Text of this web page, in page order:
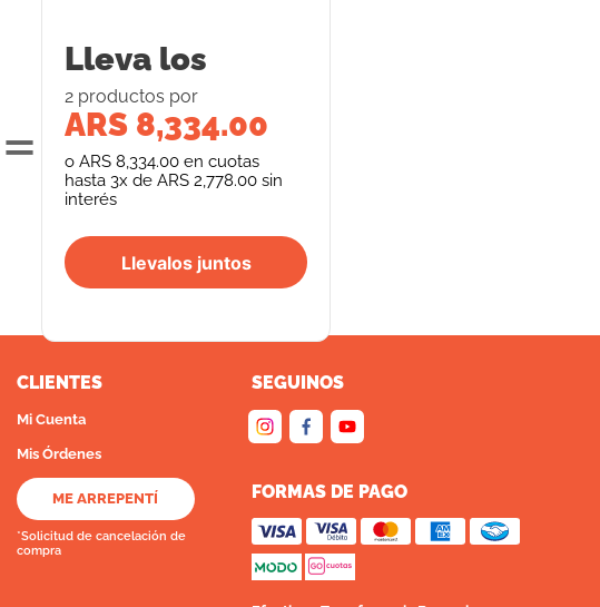
=
Lleva los
2 productos por
ARS 8,334.00
o ARS 8,334.00 en cuotas
hasta 3x de ARS 2,778.00 sin
interés
Llevalos juntos
CLIENTES
Mi Cuenta
Mis Órdenes
ME ARREPENTÍ
*Solicitud de cancelación de
compra
SEGUINOS
FORMAS DE PAGO